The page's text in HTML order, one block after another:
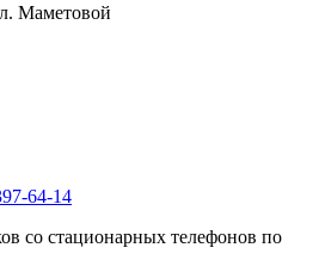
Маметовой
64-14
со стационарных телефонов по